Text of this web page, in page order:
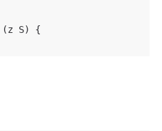
S) {